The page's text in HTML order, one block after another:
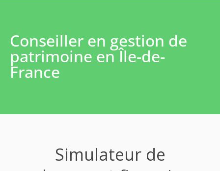
Conseiller en gestion de
patrimoine en Île-de-
France
Simulateur de